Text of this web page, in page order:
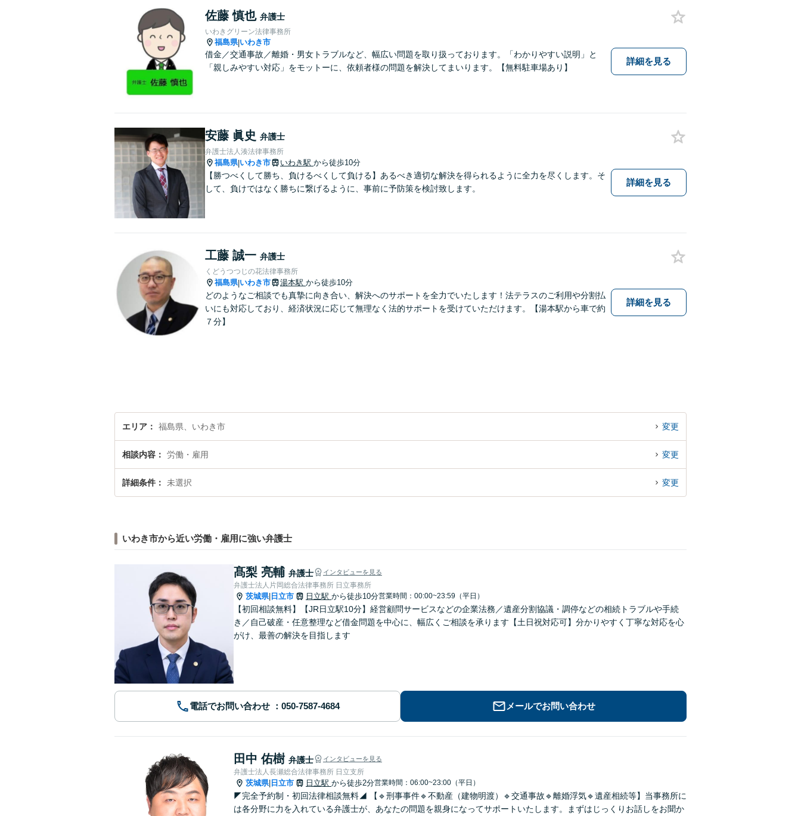
佐藤 慎也 弁護士
いわきグリーン法律事務所
福島県|いわき市
借金／交通事故／離婚・男女トラブルなど、幅広い問題を取り扱っております。「わかりやすい説明」と
「親しみやすい対応」をモットーに、依頼者様の問題を解決してまいります。【無料駐車場あり】
詳細を見る
安藤 眞史 弁護士
弁護士法人湊法律事務所
福島県|いわき市 いわき駅 から徒歩10分
【勝つべくして勝ち、負けるべくして負ける】あるべき適切な解決を得られるように全力を尽くします。そ
して、負けではなく勝ちに繋げるように、事前に予防策を検討致します。
詳細を見る
工藤 誠一 弁護士
くどうつつじの花法律事務所
福島県|いわき市 湯本駅 から徒歩10分
どのようなご相談でも真摯に向き合い、解決へのサポートを全力でいたします！法テラスのご利用や分割払
いにも対応しており、経済状況に応じて無理なく法的サポートを受けていただけます。【湯本駅から車で約
７分】
詳細を見る
エリア 福島県、いわき市 変更
相談内容 労働・雇用 変更
詳細条件 未選択 変更
いわき市から近い労働・雇用に強い弁護士
髙梨 亮輔 弁護士 インタビューを見る
弁護士法人片岡総合法律事務所 日立事務所
茨城県| 日立市 日立駅 から徒歩10分営業時間：00:00~23:59（平日）
【初回相談無料】【JR日立駅10分】経営顧問サービスなどの企業法務／遺産分割協議・調停などの相続トラブルや手続
き／自己破産・任意整理など借金問題を中心に、幅広くご相談を承ります【土日祝対応可】分かりやすく丁寧な対応を心
がけ、最善の解決を目指します
電話でお問い合わせ メールでお問い合わせ
田中 佑樹 弁護士 インタビューを見る
弁護士法人長瀬総合法律事務所 日立支所
茨城県| 日立市 日立駅 から徒歩2分営業時間：06:00~23:00（平日）
◤完全予約制・初回法律相談無料◢ 【🔹刑事事件🔹不動産（建物明渡）🔹交通事故🔹離婚浮気🔹遺産相続等】当事務所に
は各分野に力を入れている弁護士が、あなたの問題を親身になってサポートいたします。まずはじっくりお話しをお聞か